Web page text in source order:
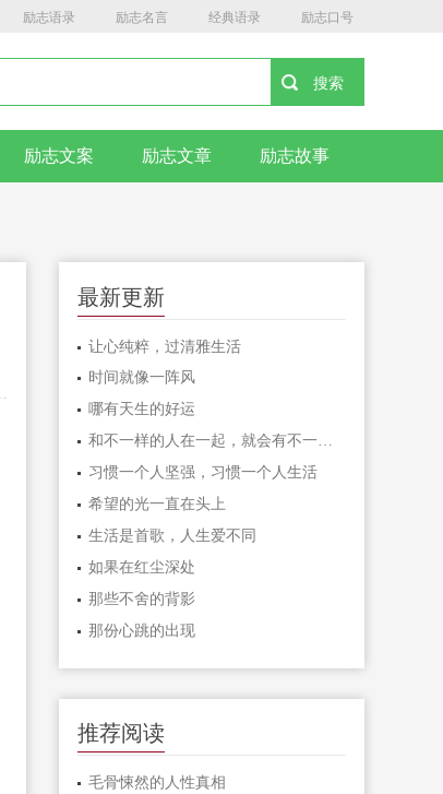
励志语录 励志名言 经典语录 励志口号
励志文案 励志文章 励志故事
最新更新
让心纯粹，过清雅生活
时间就像一阵风
哪有天生的好运
和不一样的人在一起，就会有不一样的人生
习惯一个人坚强，习惯一个人生活
希望的光一直在头上
生活是首歌，人生爱不同
如果在红尘深处
那些不舍的背影
那份心跳的出现
推荐阅读
毛骨悚然的人性真相